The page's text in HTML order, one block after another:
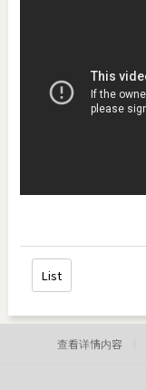
List
查看详情内容